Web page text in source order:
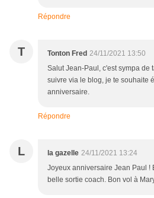
Répondre
T Tonton Fred 24/11/2021 13:50
Salut Jean-Paul, c'est sympa de
suivre via le blog, je te souhaite
anniversaire.
Répondre
L la gazelle 24/11/2021 13:24
Joyeux anniversaire Jean Paul !
belle sortie coach. Bon vol à